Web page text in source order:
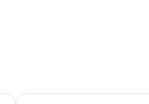
亞庇香格里拉丹絨亞路度假村